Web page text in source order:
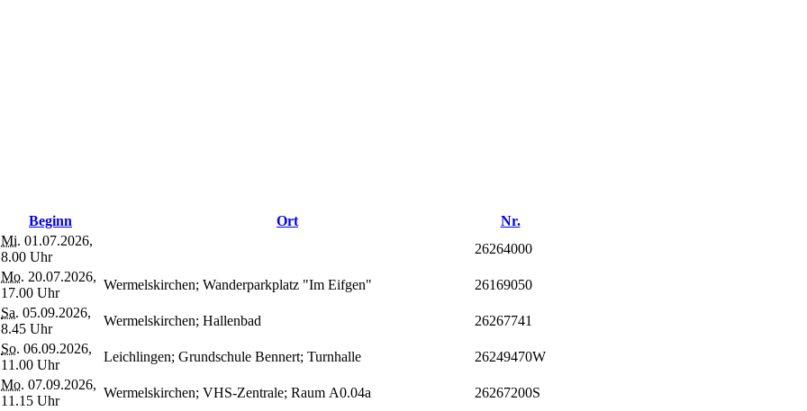
Beginn Ort
Nr.
Mi. 01.07.2026,
8.00 Uhr
26264000
Mo. 20.07.2026,
17.00 Uhr
Wermelskirchen; Wanderparkplatz "Im Eifgen" 26169050
Sa. 05.09.2026,
8.45 Uhr
Wermelskirchen; Hallenbad 26267741
So. 06.09.2026,
11.00 Uhr
Leichlingen; Grundschule Bennert; Turnhalle 26249470W
Mo. 07.09.2026,
11.15 Uhr
Wermelskirchen; VHS-Zentrale; Raum A0.04a 26267200S